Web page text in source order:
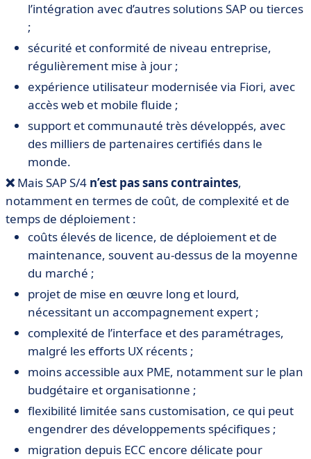
l’intégration avec d’autres solutions SAP ou tierces
;
sécurité et conformité de niveau entreprise,
régulièrement mise à jour ;
expérience utilisateur modernisée via Fiori, avec
accès web et mobile fluide ;
support et communauté très développés, avec
des milliers de partenaires certifiés dans le
monde.
❌ Mais SAP S/4 n’est pas sans contraintes,
notamment en termes de coût, de complexité et de
temps de déploiement :
coûts élevés de licence, de déploiement et de
maintenance, souvent au-dessus de la moyenne
du marché ;
projet de mise en œuvre long et lourd,
nécessitant un accompagnement expert ;
complexité de l’interface et des paramétrages,
malgré les efforts UX récents ;
moins accessible aux PME, notamment sur le plan
budgétaire et organisationne ;
flexibilité limitée sans customisation, ce qui peut
engendrer des développements spécifiques ;
migration depuis ECC encore délicate pour